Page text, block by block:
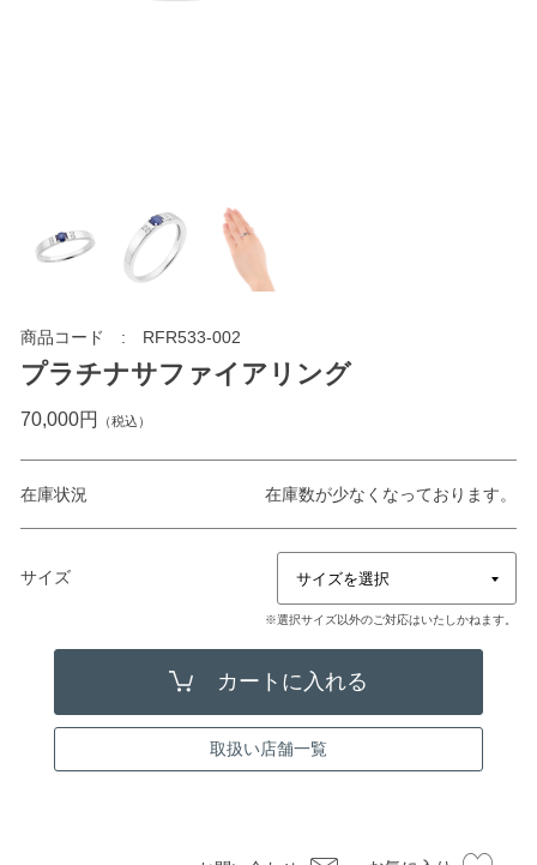
商品コード RFR533-002
プラチナサファイアリング
70,000円 （税込）
在庫状況 在庫数が少なくなっております。
サイズ
※選択サイズ以外のご対応はいたしかねます。
取扱い店舗一覧